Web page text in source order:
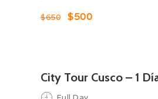
$650 $500
City Tour Cusco – 1